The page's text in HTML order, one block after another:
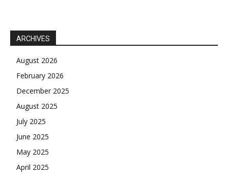
ARCHIVES
August 2026
February 2026
December 2025
August 2025
July 2025
June 2025
May 2025
April 2025